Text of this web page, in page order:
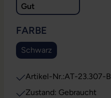
Gut
FARBE
Schwarz
Artikel-Nr.:AT-23.307-B
Zustand: Gebraucht